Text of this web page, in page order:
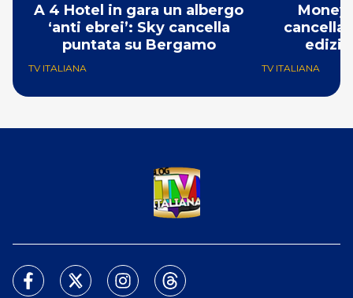
A 4 Hotel in gara un albergo
‘anti ebrei’: Sky cancella
puntata su Bergamo
TV ITALIANA
Money
TV ITALIANA